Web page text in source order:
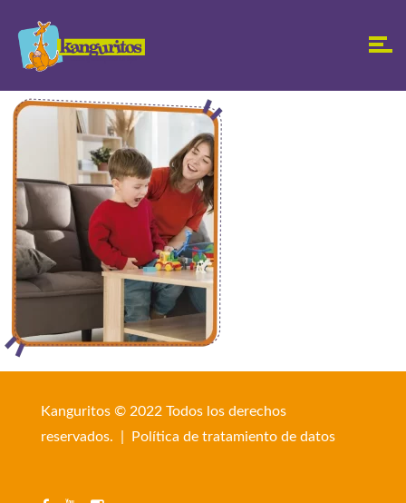
Kanguritos © 2022 Todos los derechos
reservados. |
Política de tratamiento de datos